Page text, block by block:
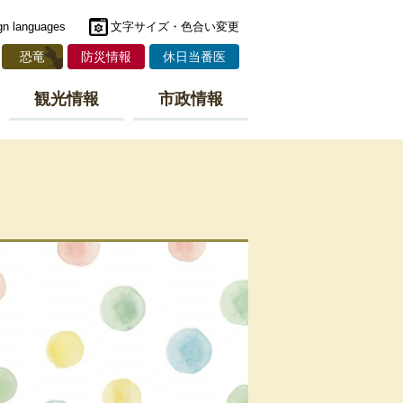
languages 文字サイズ・色合い変更
恐竜 防災情報 休日当番医
観光情報 市政情報